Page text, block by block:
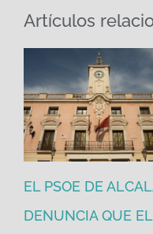
Artículos
EL PSOE DE
DENUNCIA QUE EL